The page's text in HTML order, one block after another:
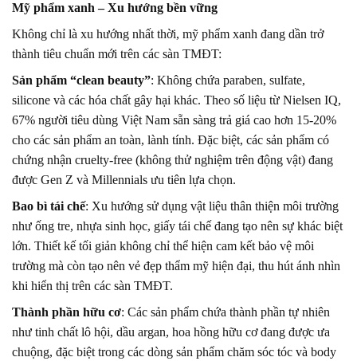
Mỹ phẩm xanh – Xu hướng bền vững
Không chỉ là xu hướng nhất thời, mỹ phẩm xanh đang dần trở
thành tiêu chuẩn mới trên các sàn TMĐT:
Sản phẩm “clean beauty”: Không chứa paraben, sulfate,
silicone và các hóa chất gây hại khác. Theo số liệu từ Nielsen IQ,
67% người tiêu dùng Việt Nam sẵn sàng trả giá cao hơn 15-20%
cho các sản phẩm an toàn, lành tính. Đặc biệt, các sản phẩm có
chứng nhận cruelty-free (không thử nghiệm trên động vật) đang
được Gen Z và Millennials ưu tiên lựa chọn.
Bao bì tái chế: Xu hướng sử dụng vật liệu thân thiện môi trường
như ống tre, nhựa sinh học, giấy tái chế đang tạo nên sự khác biệt
lớn. Thiết kế tối giản không chỉ thể hiện cam kết bảo vệ môi
trường mà còn tạo nên vẻ đẹp thẩm mỹ hiện đại, thu hút ánh nhìn
khi hiển thị trên các sàn TMĐT.
Thành phần hữu cơ: Các sản phẩm chứa thành phần tự nhiên
như tinh chất lô hội, dầu argan, hoa hồng hữu cơ đang được ưa
chuộng, đặc biệt trong các dòng sản phẩm chăm sóc tóc và body